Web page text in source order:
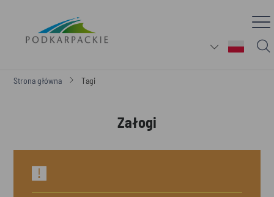
Strona główna Tagi
Załogi